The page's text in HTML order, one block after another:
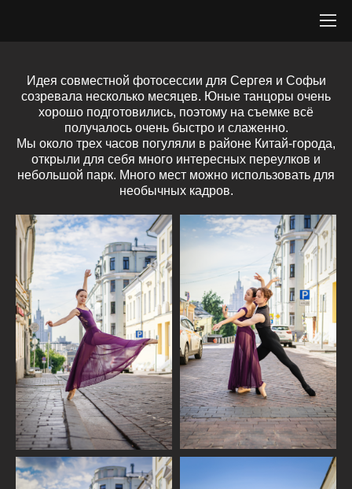
Идея совместной фотосессии для Сергея и Софьи
созревала несколько месяцев. Юные танцоры очень
хорошо подготовились, поэтому на съемке всё
получалось очень быстро и слаженно.
Мы около трех часов погуляли в районе Китай-города,
открыли для себя много интересных переулков и
небольшой парк. Много мест можно использовать для
необычных кадров.